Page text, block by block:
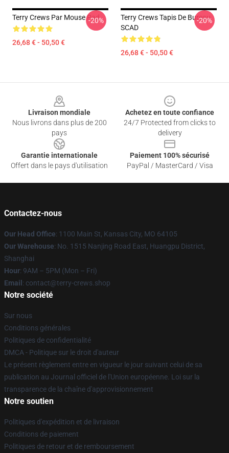
Terry Crews Par Mouse Pad
26,68 € - 50,50 €
-20%
Terry Crews Tapis De Bureau
SCAD
26,68 € - 50,50 €
-20%
Livraison mondiale
Nous livrons dans plus de 200
pays
Achetez en toute confiance
24/7 Protected from clicks to
delivery
Garantie internationale
Offert dans le pays d'utilisation
Paiement 100% sécurisé
PayPal / MasterCard / Visa
Contactez-nous
Our Head Office: 1100 Main St, Kansas City, MO 64105
Our Warehouse: No. 1515 Nanjing Road East, Huangpu District,
Shanghai
Hour: 9AM – 5PM (Mon – Fri)
Email : contact@terry-crews.shop
Notre société
Sur nous
Conditions générales
Politiques de confidentialité
DMCA - Politique sur le droit d'auteur
Le présent règlement entre en vigueur le jour suivant celui de sa
publication au Journal officiel de l'Union européenne. Loi sur la
transparence de la chaîne d'approvisionnement
Notre soutien
Politiques d'expédition et de livraison
Conditions de paiement
Politiques de retour et de remboursement